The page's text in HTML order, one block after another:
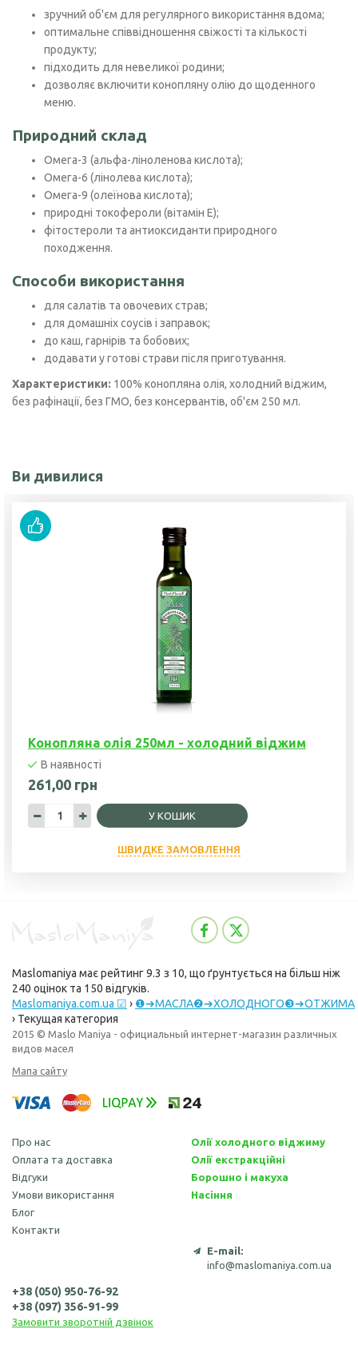
зручний об'єм для регулярного використання вдома;
оптимальне співвідношення свіжості та кількості
продукту;
підходить для невеликої родини;
дозволяє включити конопляну олію до щоденного
меню.
Природний склад
Омега-3 (альфа-ліноленова кислота);
Омега-6 (лінолева кислота);
Омега-9 (олеїнова кислота);
природні токофероли (вітамін Е);
фітостероли та антиоксиданти природного
походження.
Способи використання
для салатів та овочевих страв;
для домашніх соусів і заправок;
до каш, гарнірів та бобових;
додавати у готові страви після приготування.
Характеристики: 100% конопляна олія, холодний віджим,
без рафінації, без ГМО, без консервантів, об'єм 250 мл.
Ви дивилися
Конопляна олія 250мл - холодний віджим
В наявності
261,00 грн
У КОШИК
ШВИДКЕ ЗАМОВЛЕННЯ
Maslomaniya має рейтинг9.3 з 10, що ґрунтується на більш ніж
240 оцінок та 150 відгуків.
Maslomaniya.com.ua ☑ › ❶➔МАСЛА❷➔ХОЛОДНОГО❸➔ОТЖИМА
› Текущая категория
2015 © Maslo Maniya - официальный интернет-магазин различных
видов масел
Мапа сайту
Про нас
Оплата та доставка
Відгуки
Умови використання
Блог
Контакти
Олії холодного віджиму
Олії екстракційні
Борошно і макуха
Насіння
E-mail:
info@maslomaniya.com.ua
+38 (050) 950-76-92
+38 (097) 356-91-99
Замовити зворотній дзвінок